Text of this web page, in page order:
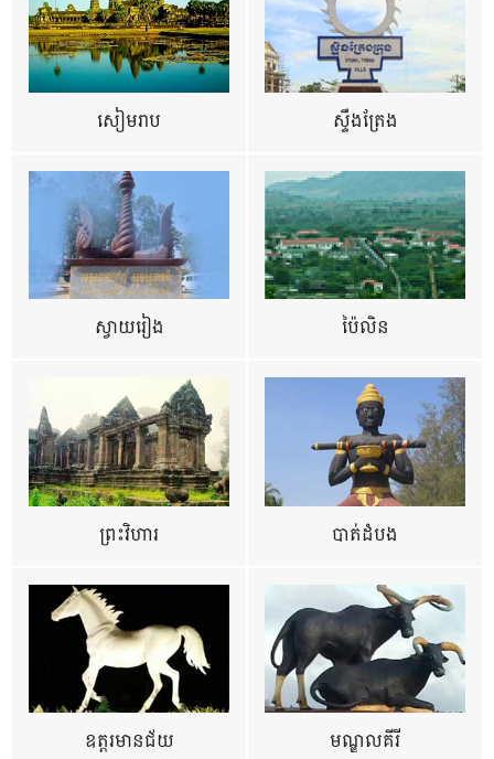
សៀមរាប ស្ទឹងត្រែង
ស្វាយរៀង ប៉ៃលិន
ព្រះវិហារ បាត់ដំបង
ឧត្ដរមានជ័យ មណ្ឌលគីរី